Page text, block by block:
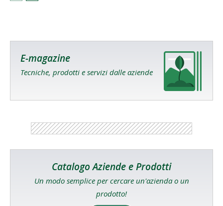
E-magazine
Tecniche, prodotti e servizi dalle aziende
Catalogo Aziende e Prodotti
Un modo semplice per cercare un'azienda o un
prodotto!